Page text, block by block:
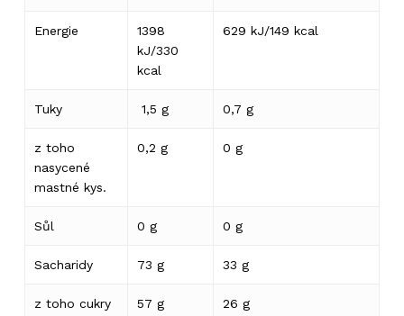
Žádné produkty v košíku.
Go to shop
Energie
1398
kJ/330
kcal
629 kJ/149 kcal
Tuky 1,5 g 0,7 g
z toho
nasycené
mastné kys.
0,2 g 0 g
Sůl 0 g 0 g
Sacharidy 73 g 33 g
z toho cukry 57 g 26 g